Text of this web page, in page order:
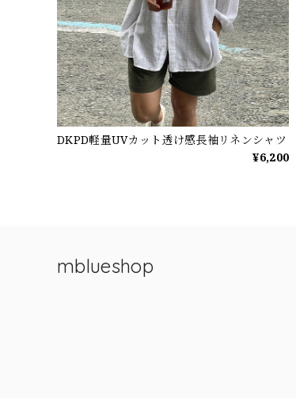
DKPD軽量UVカット透け感長袖リネンシャツ
¥6,200
mblueshop